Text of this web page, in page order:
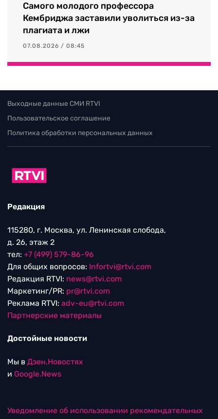
Самого молодого профессора
Кембриджа заставили уволиться из-за
плагиата и лжи
07.08.2026 / 08:45
Выходные данные СМИ RTVI
Пользовательское соглашение
Политика обработки персональных данных
Редакция
115280, г. Москва, ул. Ленинская слобода,
д. 26, этаж 2
тел: +7 (499) 579-86-96
Для общих вопросов: Infortvi@rtvi.com
Редакция RTVI: news@rtvi.com
Маркетинг/PR: pr@rtvi.com
Реклама RTVI: adv-eu@rtvi.com
Партнерские материалы
Достойные новости
Мы в Дзен.Новостях
и Google.News
Уведомление об использовании рекомендательных